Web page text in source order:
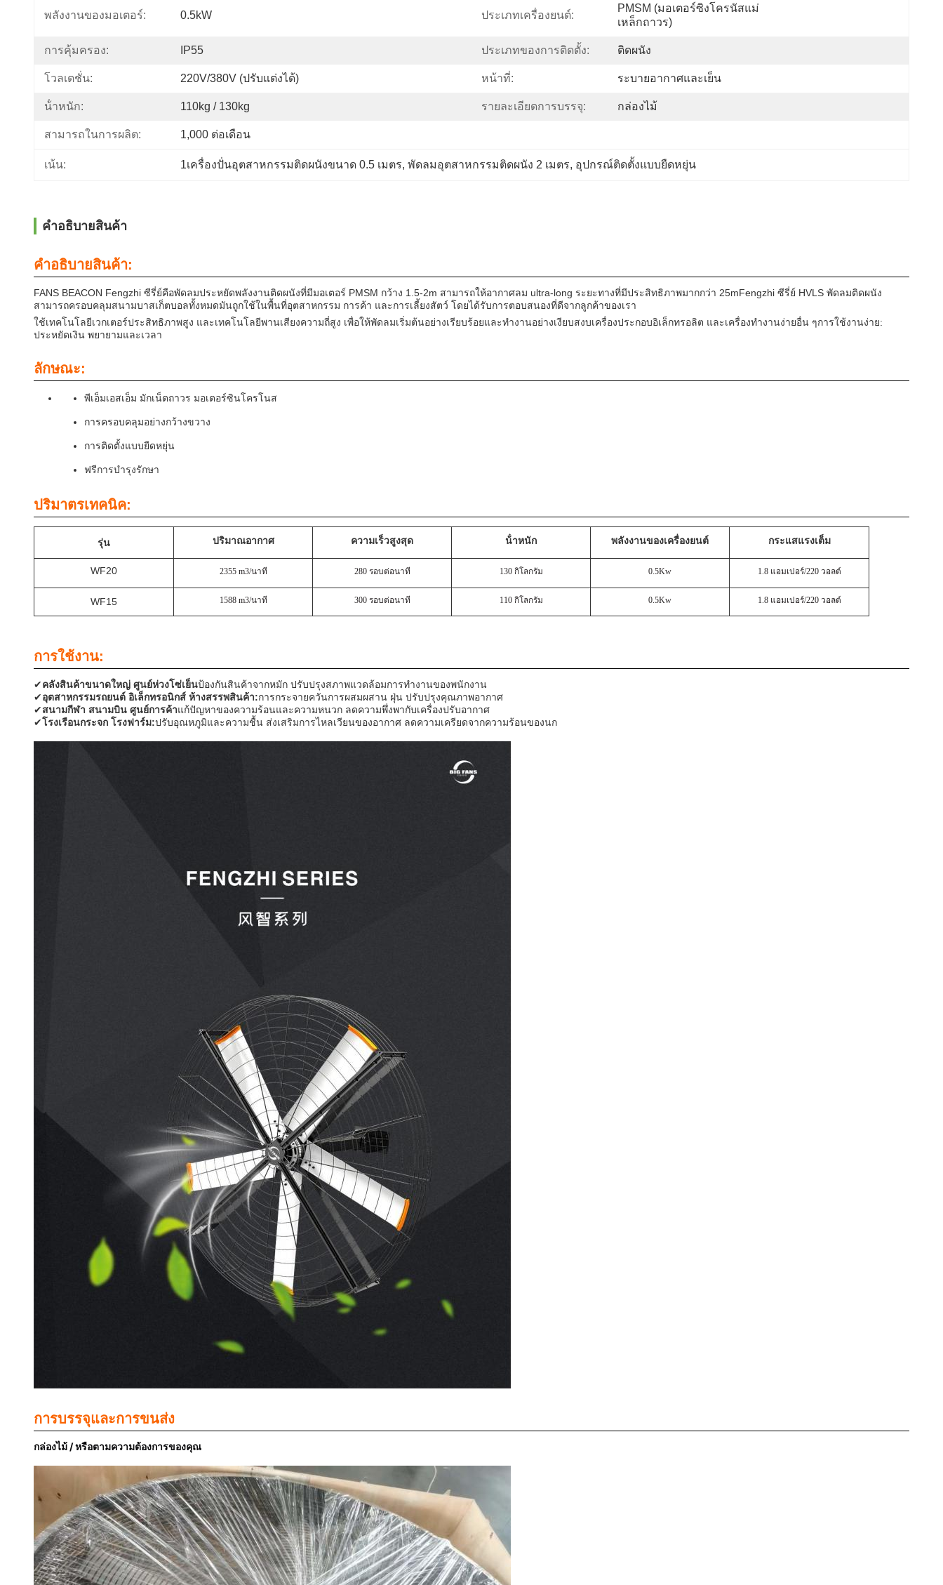
พลังงานของมอเตอร์: 0.5kW ประเภทเครื่องยนต์:
PMSM (มอเตอร์ซิงโครนัสแม่
เหล็กถาวร)
การคุ้มครอง: IP55 ประเภทของการติดตั้ง: ติดผนัง
โวลเตชั่น: 220V/380V (ปรับแต่งได้) หน้าที่: ระบายอากาศและเย็น
น้ําหนัก: 110kg / 130kg รายละเอียดการบรรจุ: กล่องไม้
สามารถในการผลิต: 1,000 ต่อเดือน
เน้น: 1เครื่องปั่นอุตสาหกรรมติดผนังขนาด 0.5 เมตร, พัดลมอุตสาหกรรมติดผนัง 2 เมตร, อุปกรณ์ติดตั้งแบบยืดหยุ่น
คําอธิบายสินค้า
คําอธิบายสินค้า:
FANS BEACON Fengzhi ซีรี่ย์คือพัดลมประหยัดพลังงานติดผนังที่มีมอเตอร์ PMSM กว้าง 1.5-2m สามารถให้อากาศลม ultra-long ระยะทางที่มีประสิทธิภาพมากกว่า 25mFengzhi ซีรี่ย์ HVLS พัดลมติดผนัง
สามารถครอบคลุมสนามบาสเก็ตบอลทั้งหมดมันถูกใช้ในพื้นที่อุตสาหกรรม การค้า และการเลี้ยงสัตว์ โดยได้รับการตอบสนองที่ดีจากลูกค้าของเรา
ใช้เทคโนโลยีเวกเตอร์ประสิทธิภาพสูง และเทคโนโลยีพานเสียงความถี่สูง เพื่อให้พัดลมเริ่มต้นอย่างเรียบร้อยและทํางานอย่างเงียบสงบเครื่องประกอบอิเล็กทรอลิต และเครื่องทํางานง่ายอื่น ๆการใช้งานง่าย:
ประหยัดเงิน พยายามและเวลา
ลักษณะ:
พีเอ็มเอสเอ็ม มักเน็ตถาวร มอเตอร์ซินโครโนส
การครอบคลุมอย่างกว้างขวาง
การติดตั้งแบบยืดหยุ่น
ฟรีการบํารุงรักษา
ปริมาตรเทคนิค:
รุ่น ปริมาณอากาศ ความเร็วสูงสุด น้ําหนัก พลังงานของเครื่องยนต์ กระแสแรงเต็ม
WF20 2355 m3/นาที 280 รอบต่อนาที 130 กิโลกรัม 0.5Kw 1.8 แอมเปอร์/220 วอลต์
WF15 1588 m3/นาที 300 รอบต่อนาที 110 กิโลกรัม 0.5Kw 1.8 แอมเปอร์/220 วอลต์
การใช้งาน:
✔คลังสินค้าขนาดใหญ่ ศูนย์ห่วงโซ่เย็นป้องกันสินค้าจากหมัก ปรับปรุงสภาพแวดล้อมการทํางานของพนักงาน
✔อุตสาหกรรมรถยนต์ อิเล็กทรอนิกส์ ห้างสรรพสินค้า:การกระจายควันการผสมผสาน ฝุ่น ปรับปรุงคุณภาพอากาศ
✔สนามกีฬา สนามบิน ศูนย์การค้าแก้ปัญหาของความร้อนและความหนวก ลดความพึ่งพากับเครื่องปรับอากาศ
✔โรงเรือนกระจก โรงฟาร์ม:ปรับอุณหภูมิและความชื้น ส่งเสริมการไหลเวียนของอากาศ ลดความเครียดจากความร้อนของนก
การบรรจุและการขนส่ง
กล่องไม้ / หรือตามความต้องการของคุณ